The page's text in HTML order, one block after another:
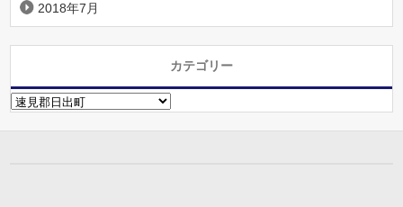
2018年7月
カテゴリー
カ